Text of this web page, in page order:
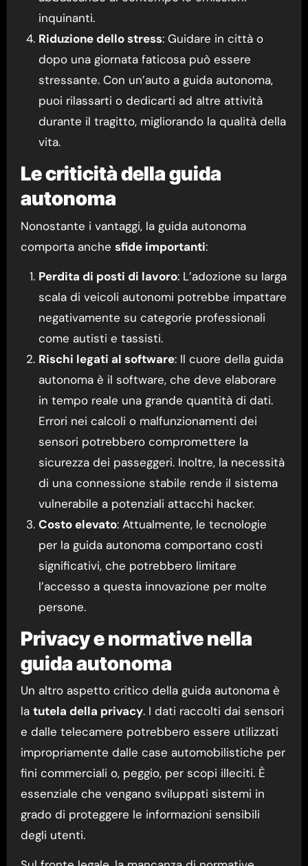
inquinanti.
Riduzione dello stress: Guidare in città o
dopo una giornata faticosa può essere
stressante. Con un’auto a guida autonoma,
puoi rilassarti o dedicarti ad altre attività
durante il tragitto, migliorando la qualità della
vita.
Le criticità della guida
autonoma
Nonostante i vantaggi, la guida autonoma
comporta anche sfide importanti:
Perdita di posti di lavoro: L’adozione su larga
scala di veicoli autonomi potrebbe impattare
negativamente su categorie professionali
come autisti e tassisti.
Rischi legati al software: Il cuore della guida
autonoma è il software, che deve elaborare
in tempo reale una grande quantità di dati.
Errori nei calcoli o malfunzionamenti dei
sensori potrebbero compromettere la
sicurezza dei passeggeri. Inoltre, la necessità
di una connessione stabile rende il sistema
vulnerabile a potenziali attacchi hacker.
Costo elevato: Attualmente, le tecnologie
per la guida autonoma comportano costi
significativi, che potrebbero limitare
l’accesso a questa innovazione per molte
persone.
Privacy e normative nella
guida autonoma
Un altro aspetto critico della guida autonoma è
la tutela della privacy. I dati raccolti dai sensori
e dalle telecamere potrebbero essere utilizzati
impropriamente dalle case automobilistiche per
fini commerciali o, peggio, per scopi illeciti. È
essenziale che vengano sviluppati sistemi in
grado di proteggere le informazioni sensibili
degli utenti.